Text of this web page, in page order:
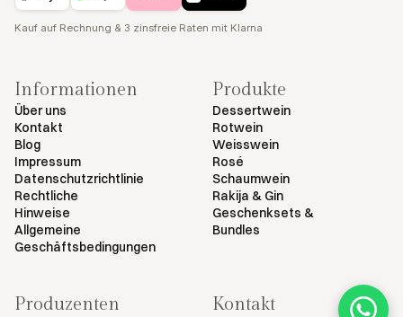
Kauf auf Rechnung & 3 zinsfreie Raten mit Klarna
Informationen
Über uns
Kontakt
Blog
Impressum
Datenschutzrichtlinie
Rechtliche
Hinweise
Allgemeine
Geschäftsbedingungen
Produkte
Dessertwein
Rotwein
Weisswein
Rosé
Schaumwein
Rakija & Gin
Geschenksets &
Bundles
Produzenten Kontakt